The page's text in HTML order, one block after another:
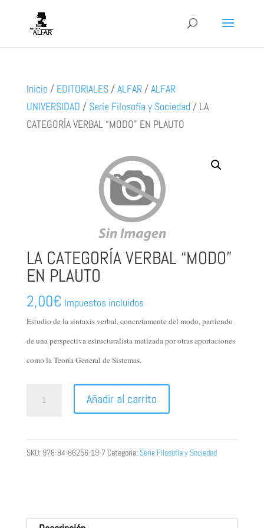
Inicio / EDITORIALES/ALFAR/ALFAR
UNIVERSIDAD / Serie Filosofía y Sociedad / LA
CATEGORÍA VERBAL “MODO” EN PLAUTO
LA CATEGORÍA VERBAL “MODO”
EN PLAUTO
2,00€ Impuestos incluidos
Estudio de la sintaxis verbal, concretamente del modo, partiendo
de una perspectiva estructuralista matizada por otras aportaciones
como la Teoría General de Sistemas.
Añadir al carrito
SKU: 978-84-86256-19-7 Categoría: Serie Filosofía y Sociedad